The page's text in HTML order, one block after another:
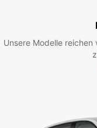
Unsere Modelle